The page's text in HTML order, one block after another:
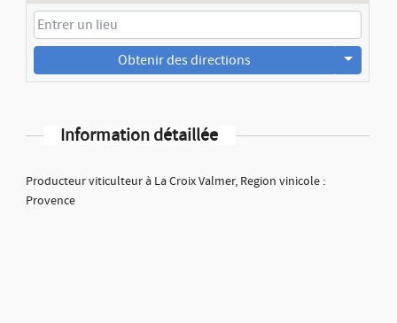
Obtenir des directions
Information détaillée
Producteur viticulteur à La Croix Valmer, Region vinicole :
Provence